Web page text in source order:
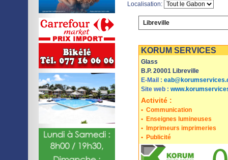
Localisation:
Libreville
KORUM SERVICES
Glass
B.P. 20001 Libreville
E-Mail :
Site web :
Activité :
• Communication
• Enseignes lumineuses
•
Imprimeurs imprimeries
• Publicité